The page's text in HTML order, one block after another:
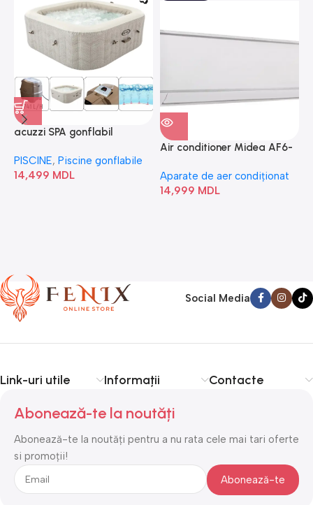
acuzzi SPA gonflabil
Bubble” 28446
PISCINE, Piscine gonflabile
14,499 MDL
Air conditioner Midea AF6-
Aparate de aer condiționat
14,999 MDL
Social Media
Link-uri utile Informații Contacte
Abonează-te la noutăți
Abonează-te la noutăți pentru a nu rata cele mai tari oferte
si promoții!